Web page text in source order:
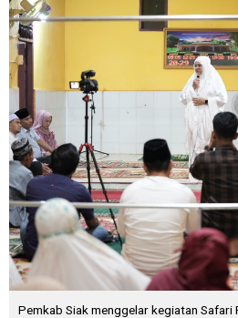
Pemkab Siak menggelar kegiatan Safari